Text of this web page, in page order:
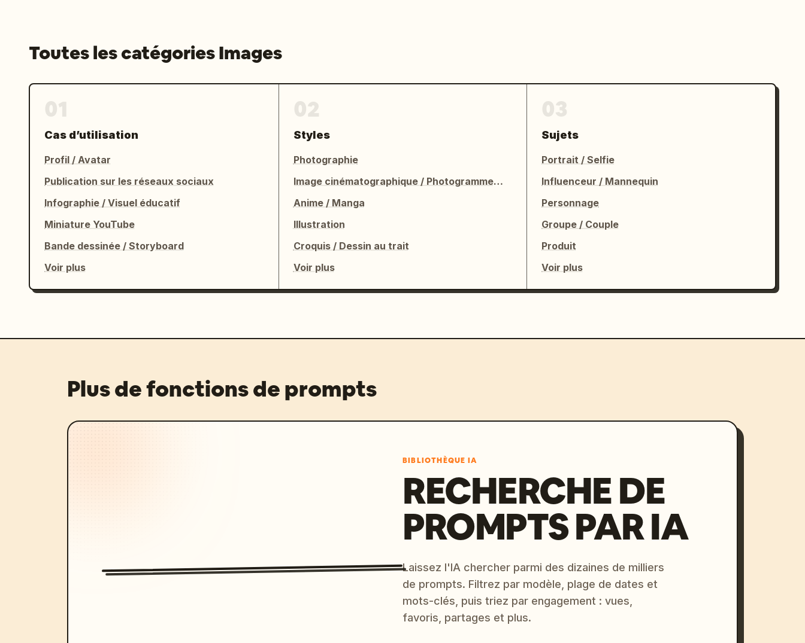
Toutes les catégories Images
Cas d’utilisation
Profil / Avatar
Publication sur les réseaux sociaux
Infographie / Visuel éducatif
Miniature YouTube
Bande dessinée / Storyboard
Voir plus
Styles
Photographie
Image cinématographique / Photogramme de film
Anime / Manga
Illustration
Croquis / Dessin au trait
Voir plus
Sujets
Portrait / Selfie
Influenceur / Mannequin
Personnage
Groupe / Couple
Produit
Voir plus
Plus de fonctions de prompts
BIBLIOTHÈQUE IA
RECHERCHE DE
PROMPTS PAR IA
Laissez l'IA chercher parmi des dizaines de milliers
de prompts. Filtrez par modèle, plage de dates et
mots-clés, puis triez par engagement : vues,
favoris, partages et plus.